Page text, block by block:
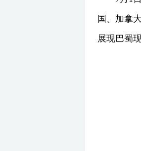
国、加拿
展现巴蜀